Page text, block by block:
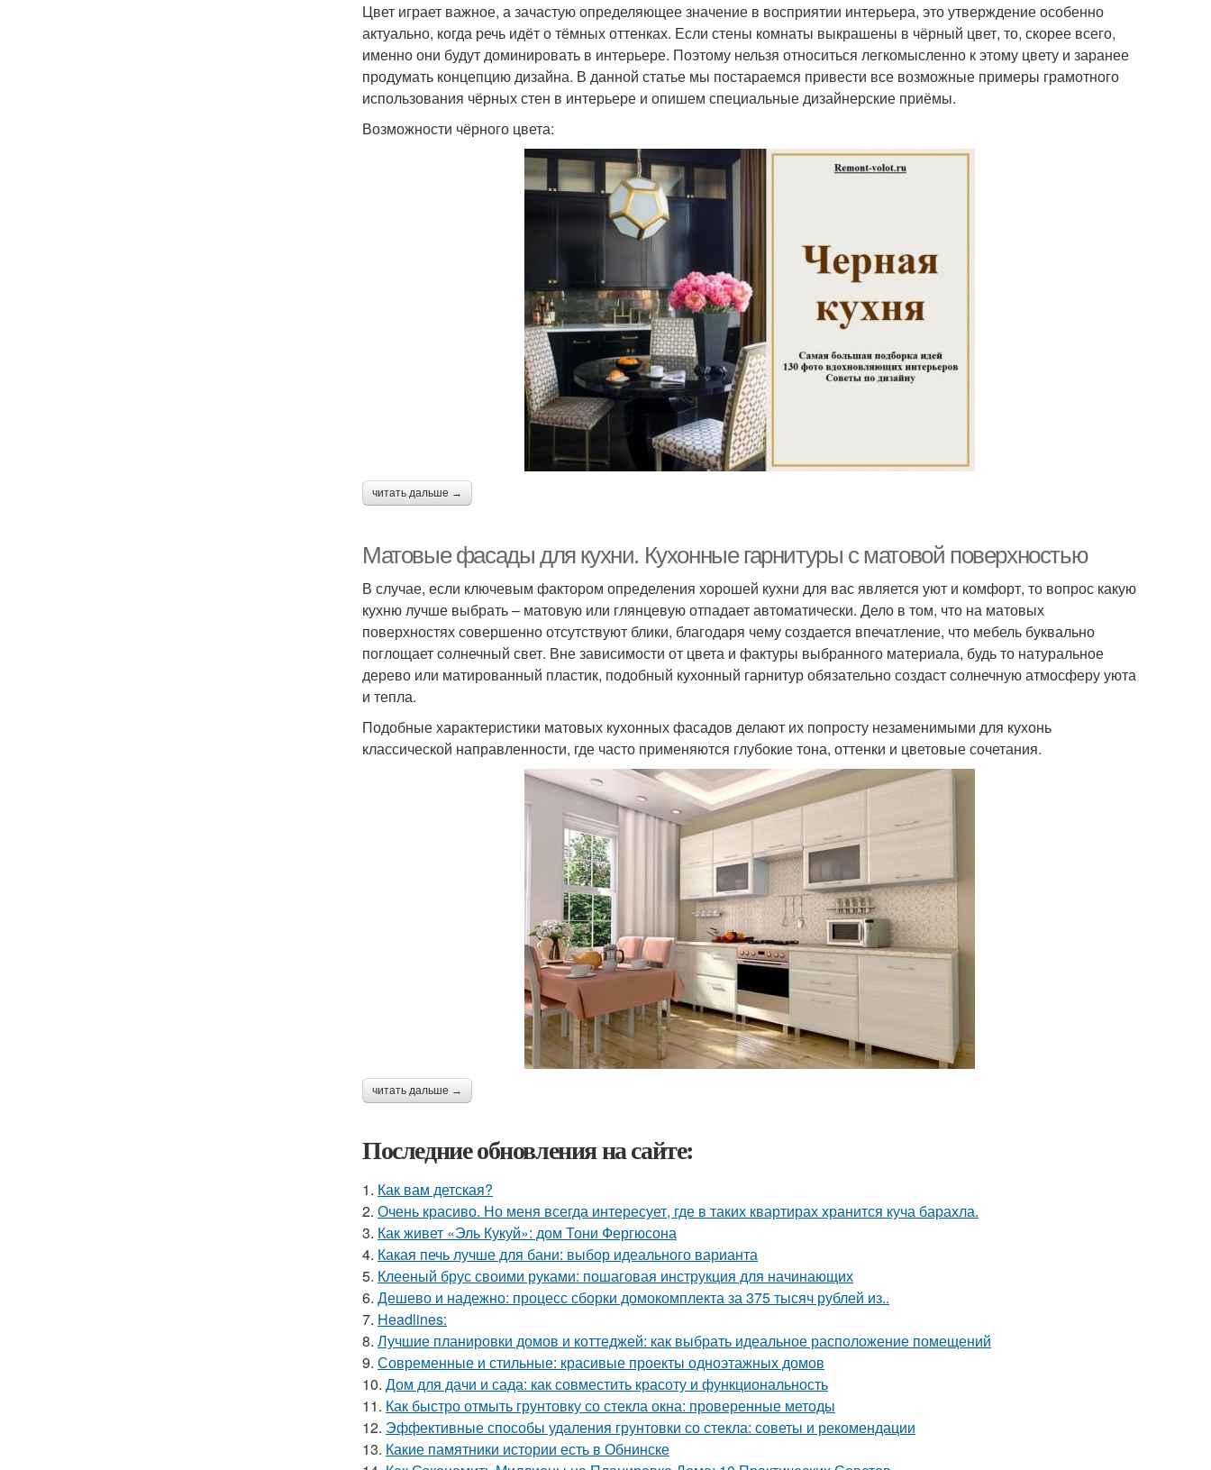
Цвет играет важное, а зачастую определяющее значение в восприятии интерьера, это утверждение особенно
актуально, когда речь идёт о тёмных оттенках. Если стены комнаты выкрашены в чёрный цвет, то, скорее всего,
именно они будут доминировать в интерьере. Поэтому нельзя относиться легкомысленно к этому цвету и заранее
продумать концепцию дизайна. В данной статье мы постараемся привести все возможные примеры грамотного
использования чёрных стен в интерьере и опишем специальные дизайнерские приёмы.
Возможности чёрного цвета:
читать дальше →
Матовые фасады для кухни. Кухонные гарнитуры с матовой поверхностью
В случае, если ключевым фактором определения хорошей кухни для вас является уют и комфорт, то вопрос какую
кухню лучше выбрать – матовую или глянцевую отпадает автоматически. Дело в том, что на матовых
поверхностях совершенно отсутствуют блики, благодаря чему создается впечатление, что мебель буквально
поглощает солнечный свет. Вне зависимости от цвета и фактуры выбранного материала, будь то натуральное
дерево или матированный пластик, подобный кухонный гарнитур обязательно создаст солнечную атмосферу уюта
и тепла.
Подобные характеристики матовых кухонных фасадов делают их попросту незаменимыми для кухонь
классической направленности, где часто применяются глубокие тона, оттенки и цветовые сочетания.
читать дальше →
Последние обновления на сайте:
1. Как вам детская?
2. Очень красиво. Но меня всегда интересует, где в таких квартирах хранится куча барахла.
3. Как живет «Эль Кукуй»: дом Тони Фергюсона
4. Какая печь лучше для бани: выбор идеального варианта
5. Клееный брус своими руками: пошаговая инструкция для начинающих
6. Дешево и надежно: процесс сборки домокомплекта за 375 тысяч рублей из..
7. Headlines:
8. Лучшие планировки домов и коттеджей: как выбрать идеальное расположение помещений
9. Современные и стильные: красивые проекты одноэтажных домов
10. Дом для дачи и сада: как совместить красоту и функциональность
11. Как быстро отмыть грунтовку со стекла окна: проверенные методы
12. Эффективные способы удаления грунтовки со стекла: советы и рекомендации
13. Какие памятники истории есть в Обнинске